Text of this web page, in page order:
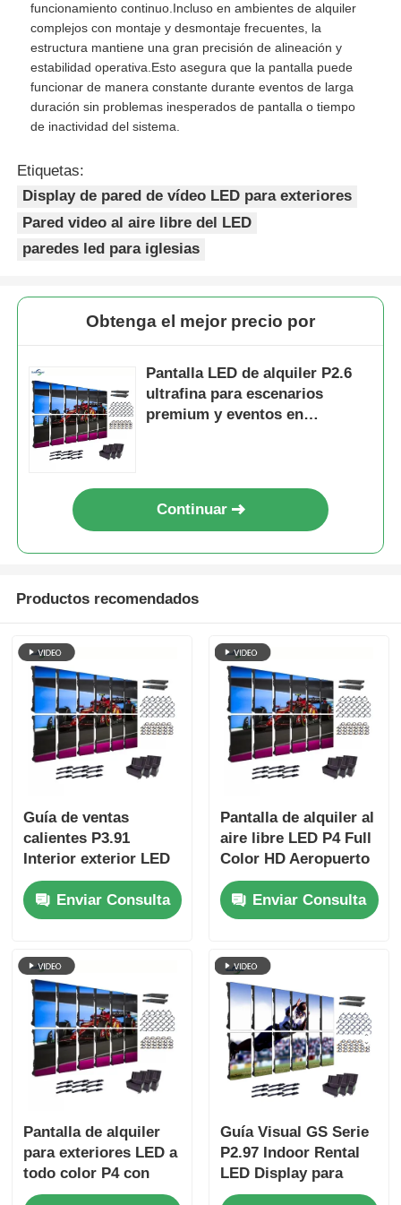
Pantalla LED SMD
Tabla de visualización LED exterior
funcionamiento continuo.Incluso en ambientes de alquiler
complejos con montaje y desmontaje frecuentes, la
estructura mantiene una gran precisión de alineación y
estabilidad operativa.Esto asegura que la pantalla puede
funcionar de manera constante durante eventos de larga
duración sin problemas inesperados de pantalla o tiempo
de inactividad del sistema.
Etiquetas:
Display de pared de vídeo LED para exteriores
Pared video al aire libre del LED
paredes led para iglesias
Obtenga el mejor precio por
Pantalla LED de alquiler P2.6
ultrafina para escenarios
premium y eventos en
Continuar
Productos recomendados
Guía de ventas
calientes P3.91
Interior exterior LED
Display alquiler
Pantalla de color
completo
7680Hz Tasa de
actualización
Enviar Consulta
Pantalla de alquiler al
aire libre LED P4 Full
Color HD Aeropuerto
Utilice pantalla de
fondo de escenario
móvil
Enviar Consulta
Pantalla de alquiler
para exteriores LED a
todo color P4 con
frecuencia de
Guía Visual GS Serie
P2.97 Indoor Rental
LED Display para
eventos de